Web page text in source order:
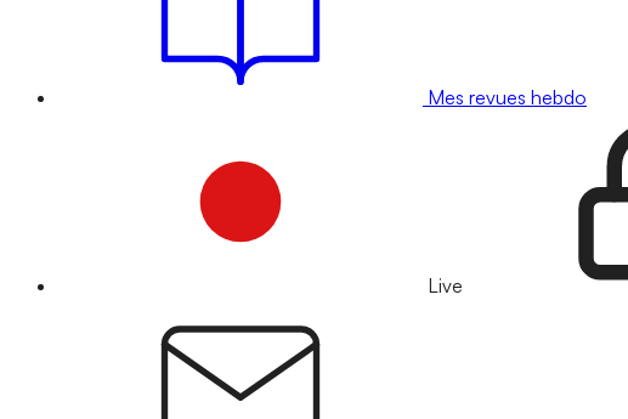
Mes revues hebdo
Live